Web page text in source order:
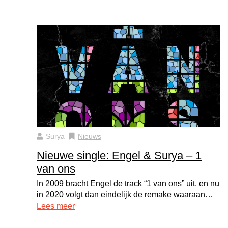
Surya Nieuws
Nieuwe single: Engel & Surya – 1
van ons
In 2009 bracht Engel de track “1 van ons” uit, en nu
in 2020 volgt dan eindelijk de remake waaraan…
Lees meer